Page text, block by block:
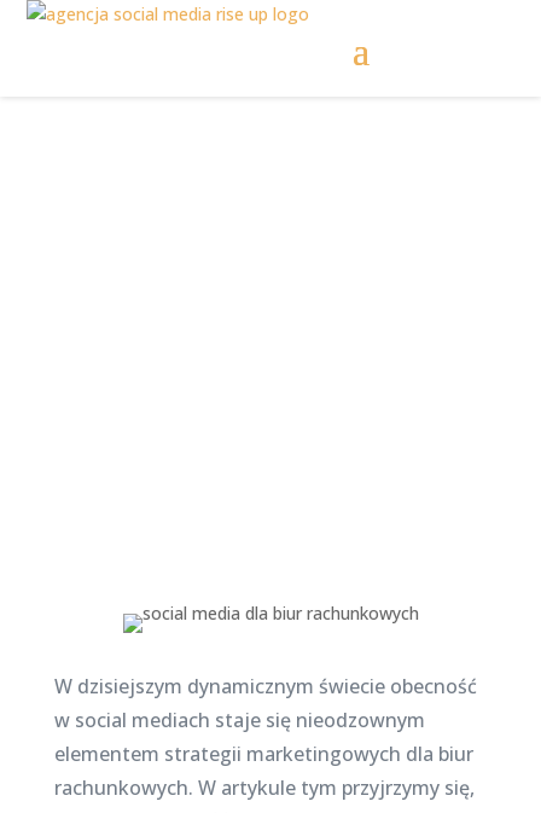
W dzisiejszym dynamicznym świecie obecność
w social mediach staje się nieodzownym
elementem strategii marketingowych dla biur
rachunkowych. W artykule tym przyjrzymy się,